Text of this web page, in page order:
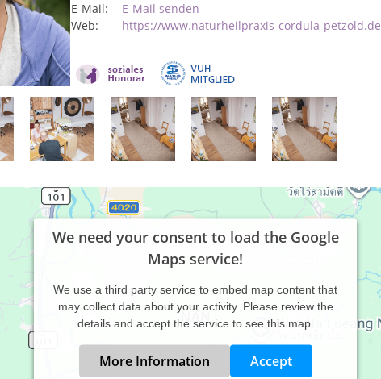
E-Mail:
E-Mail senden
Web:
https://www.naturheilpraxis-cordula-petzold.de
We need your consent to load the Google
Maps service!
We use a third party service to embed map content that
may collect data about your activity. Please review the
details and accept the service to see this map.
More Information Accept